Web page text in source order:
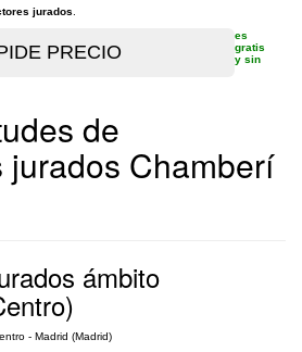
jurados
es
gratis
y sin
de
jurados Chamberí
ámbito
- Madrid (Madrid)